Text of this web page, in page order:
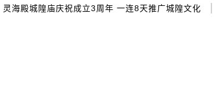
灵海殿城隍庙庆祝成立3周年 一连8天推广城隍文化